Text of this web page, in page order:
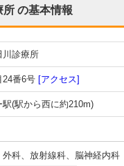
所 の基本情報
川診療所
24番6号 [アクセス]
駅(駅から西に約210m)
外科、 放射線科、 脳神経内科